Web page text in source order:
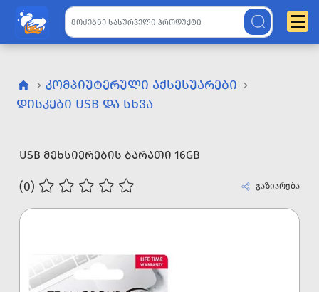
ᲙᲝᲛᲞᲘᲣᲢᲔᲠᲣᲚᲘ ᲐᲥᲡᲔᲡᲣᲐᲠᲔᲑᲘ
ᲓᲘᲡᲙᲔᲑᲘ USB ᲓᲐ ᲡᲮᲕᲐ
USB ᲛᲔᲮᲡᲘᲔᲠᲔᲑᲘᲡ ᲑᲐᲠᲐᲗᲘ 16GB
(0) გაზიარება